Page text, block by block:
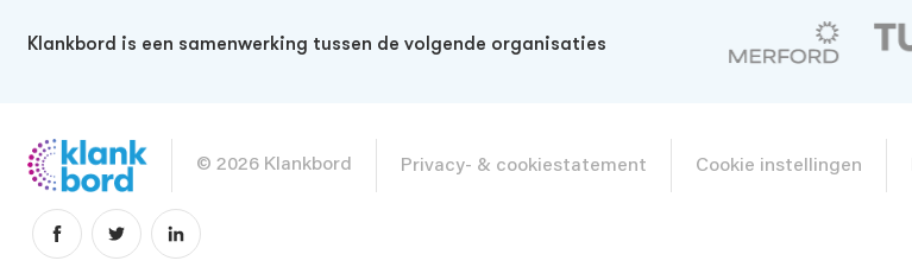
Klankbord is een samenwerking tussen de volgende organisaties
© 2026 Klankbord Privacy- & cookiestatement Cookie instellingen